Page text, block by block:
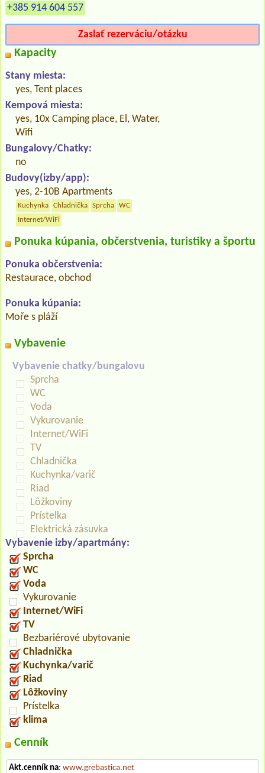
+385 914 604 557
Zaslať rezerváciu/otázku
Kapacity
Stany miesta:
yes, Tent places
Kempová miesta:
yes, 10x Camping place, El, Water,
Wifi
Bungalovy/Chatky:
no
Budovy(izby/app):
yes, 2-10B Apartments
Kuchynka Chladnička Sprcha
WC
Internet/WiFi
Ponuka kúpania, občerstvenia, turistiky a športu
Ponuka občerstvenia:
Restaurace, obchod
Ponuka kúpania:
Moře s pláží
Vybavenie
Vybavenie chatky/bungalovu
Sprcha
WC
Voda
Vykurovanie
Internet/WiFi
TV
Chladnička
Kuchynka/varič
Riad
Lôžkoviny
Prístelka
Elektrická zásuvka
Vybavenie izby/apartmány:
Sprcha
WC
Voda
Vykurovanie
Internet/WiFi
TV
Bezbariérové ubytovanie
Chladnička
Kuchynka/varič
Riad
Lôžkoviny
Prístelka
klima
Cenník
Akt.cenník na: www.grebastica.net